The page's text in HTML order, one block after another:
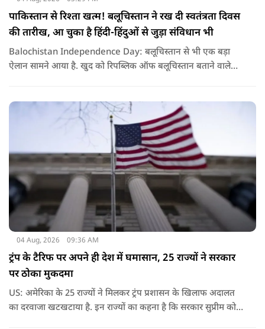
पाकिस्तान से रिश्ता खत्म! बलूचिस्तान ने रख दी स्वतंत्रता दिवस
की तारीख, आ चुका है हिंदी-हिंदुओं से जुड़ा संविधान भी
Balochistan Independence Day: बलूचिस्तान से भी एक बड़ा
ऐलान सामने आया है. खुद को रिपब्लिक ऑफ बलूचिस्तान बताने वाले
04 Aug, 2026 09:36 AM
ट्रंप के टैरिफ पर अपने ही देश में घमासान, 25 राज्यों ने सरकार
पर ठोका मुकदमा
US: अमेरिका के 25 राज्यों ने मिलकर ट्रंप प्रशासन के खिलाफ अदालत
का दरवाजा खटखटाया है. इन राज्यों का कहना है कि सरकार सुप्रीम कोर्ट